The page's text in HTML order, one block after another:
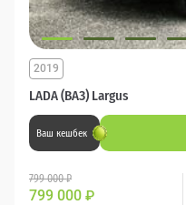
LADA (ВАЗ) Largus
2019
Ваш кешбек
799 000 ₽
799 000 ₽